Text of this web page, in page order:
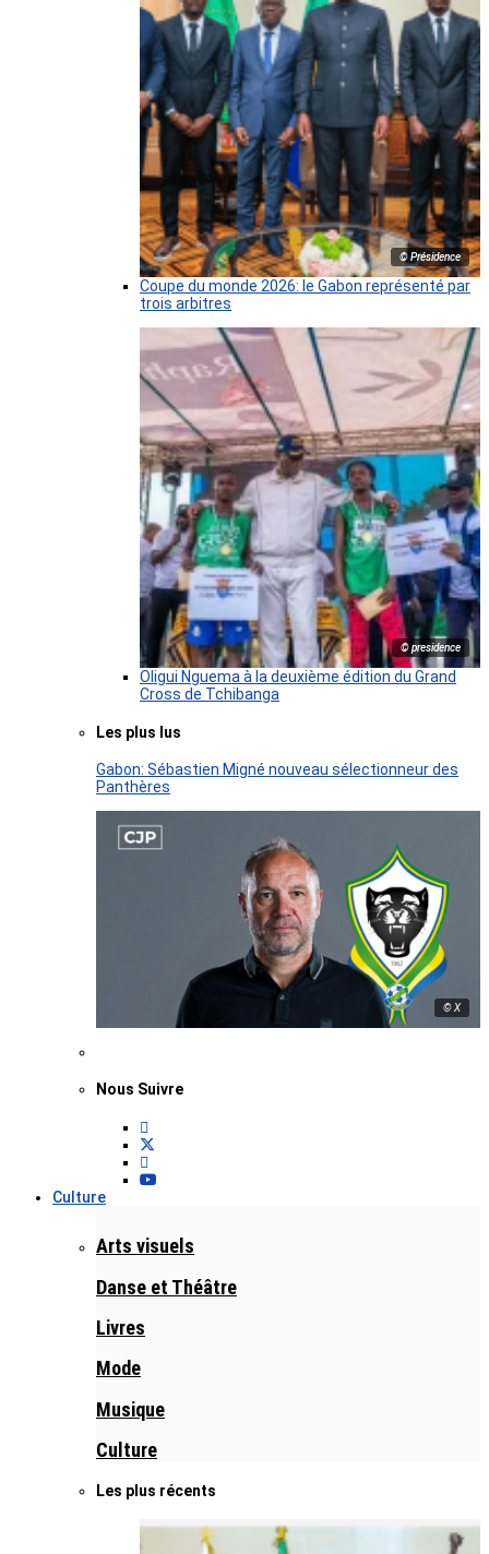
© Présidence
Coupe du monde 2026: le Gabon représenté par
trois arbitres
© presidence
Oligui Nguema à la deuxième édition du Grand
Cross de Tchibanga
Les plus lus
Gabon: Sébastien Migné nouveau sélectionneur des
Panthères
© X
Nous Suivre
Culture
Arts visuels
Danse et Théâtre
Livres
Mode
Musique
Culture
Les plus récents